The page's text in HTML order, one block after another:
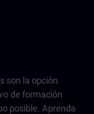
son la opción
de formación
posible. Aprenda